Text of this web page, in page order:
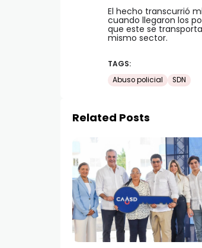
El hecho transcurrió
cuando llegaron los
que este se
mismo sector.
TAGS:
Abuso policial
SDN
Related Posts